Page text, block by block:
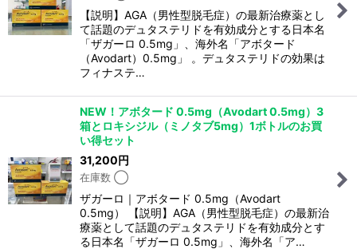
【説明】AGA（男性型脱毛症）の最新治療薬とし
て話題のデュタステリドを有効成分とする日本名
「ザガーロ 0.5mg」、海外名「アボタード
（Avodart）0.5mg」 。デュタステリドの効果は
フィナステ…
NEW！アボタード 0.5mg（Avodart 0.5mg）3
箱とロキシジル（ミノタブ5mg）1ボトルのお買
い得セット
31,200円
在庫数 ◯
ザガーロ｜アボタード 0.5mg（Avodart
0.5mg） 【説明】AGA（男性型脱毛症）の最新治
療薬として話題のデュタステリドを有効成分とす
る日本名「ザガーロ 0.5mg」、海外名「ア…